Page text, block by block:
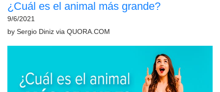
¿Cuál es el animal más grande?
9/6/2021
by Sergio Diniz via QUORA.COM